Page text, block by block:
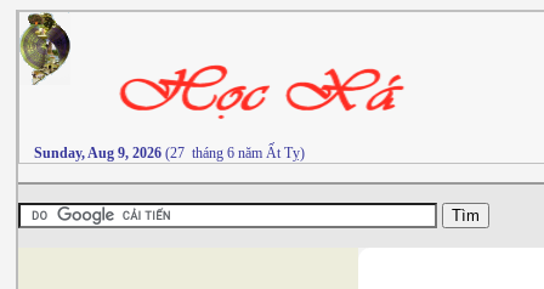
Sunday, Aug 9, 2026 (27 tháng 6 năm Ất Tỵ)